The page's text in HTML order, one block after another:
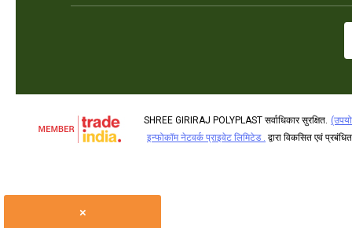
SHREE GIRIRAJ POLYPLAST सर्वाधिकार सुरक्षित.
इन्फोकॉम नेटवर्क प्राइवेट लिमिटेड . द्वारा विकसित एवं प्रबंधित
×